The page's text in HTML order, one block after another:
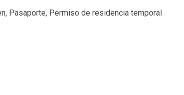
Pasaporte, Permiso de residencia temporal